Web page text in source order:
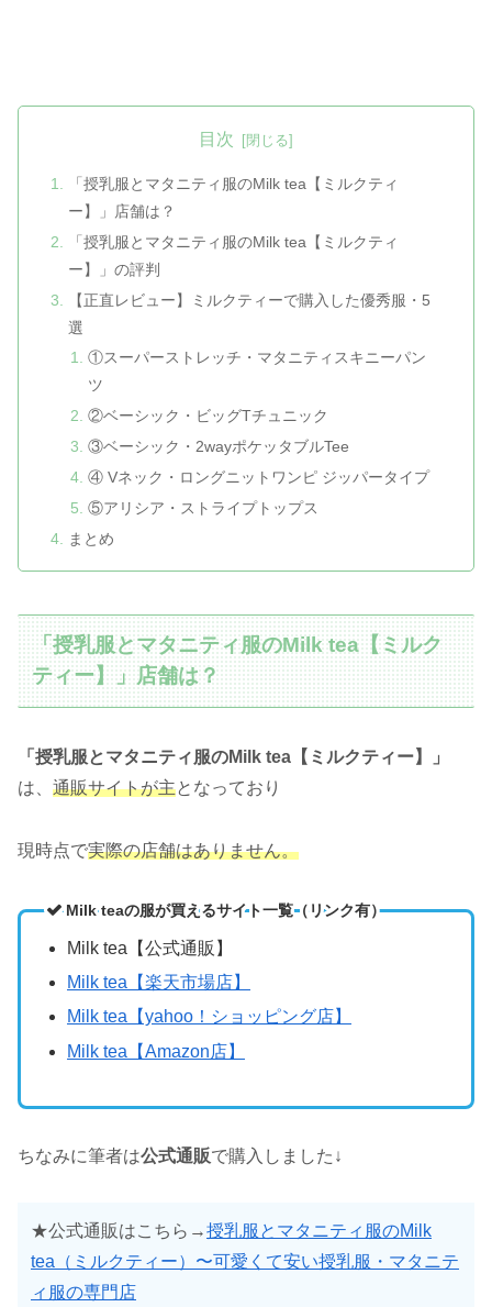
目次
「授乳服とマタニティ服のMilk tea【ミルクティ
ー】」店舗は？
「授乳服とマタニティ服のMilk tea【ミルクティ
ー】」の評判
【正直レビュー】ミルクティーで購入した優秀服・5
選
①スーパーストレッチ・マタニティスキニーパン
ツ
②ベーシック・ビッグTチュニック
③ベーシック・2wayポケッタブルTee
④ Vネック・ロングニットワンピ ジッパータイプ
⑤アリシア・ストライプトップス
まとめ
「授乳服とマタニティ服のMilk tea【ミルク
ティー】」店舗は？
「授乳服とマタニティ服のMilk tea【ミルクティー】」
は、 通販サイトが主となっており
現時点で実際の店舗はありません。
Milk teaの服が買えるサイト一覧（リンク有）
Milk tea【公式通販】
Milk tea【楽天市場店】
Milk tea【yahoo！ショッピング店】
Milk tea【Amazon店】
ちなみに筆者は公式通販で購入しました↓
★公式通販はこちら→授乳服とマタニティ服のMilk
tea（ミルクティー）〜可愛くて安い授乳服・マタニテ
ィ服の専門店